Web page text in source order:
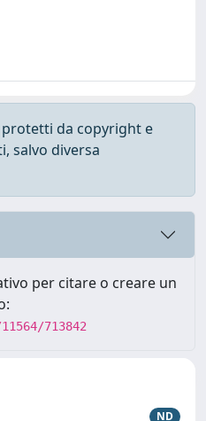
da copyright e
salvo diversa
per citare o creare un
713842
ND